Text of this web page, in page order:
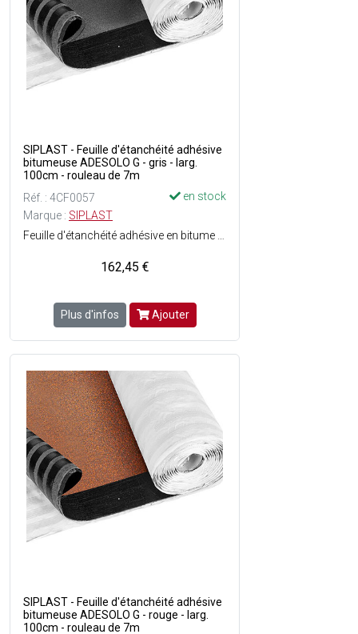
SIPLAST - Feuille d'étanchéité adhésive
bitumeuse ADESOLO G - gris - larg.
100cm - rouleau de 7m
Réf. : 4CF0057
en stock
Marque : SIPLAST
162,45 €
Plus d'infos Ajouter
SIPLAST - Feuille d'étanchéité adhésive
bitumeuse ADESOLO G - rouge - larg.
100cm - rouleau de 7m